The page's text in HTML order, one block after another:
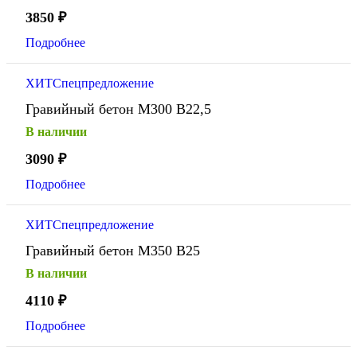
3850 ₽
Подробнее
ХИТСпецпредложение
Гравийный бетон М300 В22,5
В наличии
3090 ₽
Подробнее
ХИТСпецпредложение
Гравийный бетон М350 В25
В наличии
4110 ₽
Подробнее